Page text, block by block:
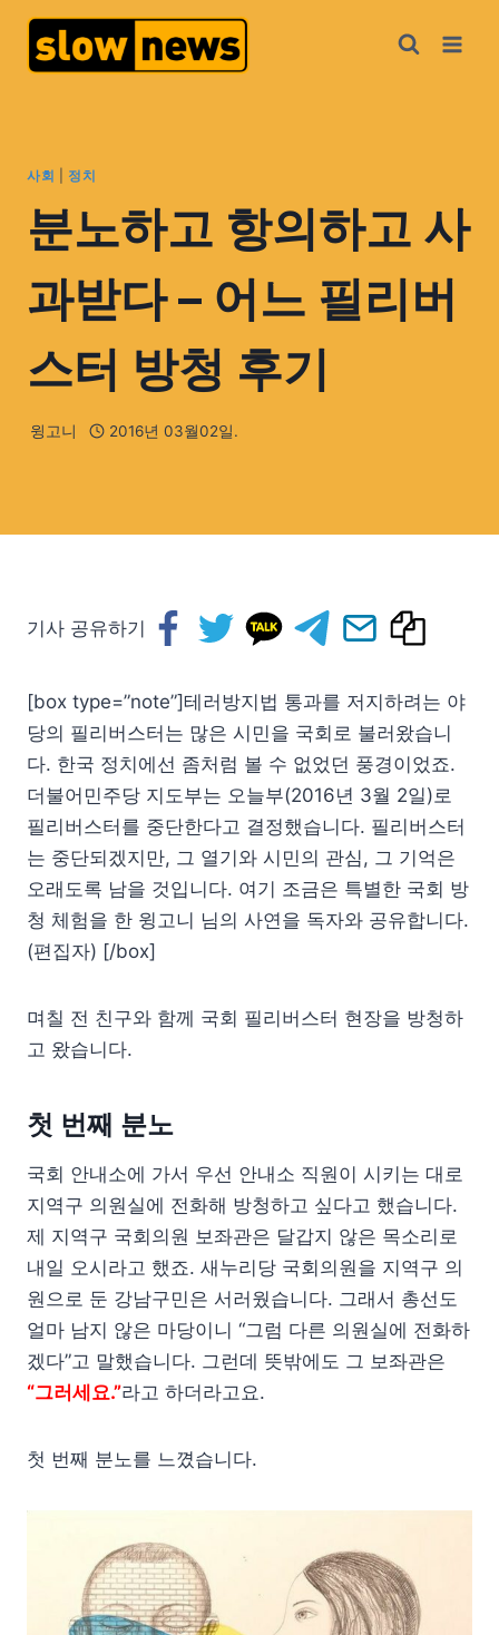
사회 정치
분노하고 항의하고 사
과받다 – 어느 필리버
스터 방청 후기
윙고니 2016년 03월02일.
기사 공유하기
[box type=”note”]테러방지법 통과를 저지하려는 야
당의 필리버스터는 많은 시민을 국회로 불러왔습니
다. 한국 정치에선 좀처럼 볼 수 없었던 풍경이었죠.
더불어민주당 지도부는 오늘부(2016년 3월 2일)로
필리버스터를 중단한다고 결정했습니다. 필리버스터
는 중단되겠지만, 그 열기와 시민의 관심, 그 기억은
오래도록 남을 것입니다. 여기 조금은 특별한 국회 방
청 체험을 한 윙고니 님의 사연을 독자와 공유합니다.
(편집자) [/box]
며칠 전 친구와 함께 국회 필리버스터 현장을 방청하
고 왔습니다.
첫 번째 분노
국회 안내소에 가서 우선 안내소 직원이 시키는 대로
지역구 의원실에 전화해 방청하고 싶다고 했습니다.
제 지역구 국회의원 보좌관은 달갑지 않은 목소리로
내일 오시라고 했죠. 새누리당 국회의원을 지역구 의
원으로 둔 강남구민은 서러웠습니다. 그래서 총선도
얼마 남지 않은 마당이니 “그럼 다른 의원실에 전화하
겠다”고 말했습니다. 그런데 뜻밖에도 그 보좌관은
“그러세요.”라고 하더라고요.
첫 번째 분노를 느꼈습니다.